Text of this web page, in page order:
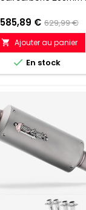
Prix
585,89 € Prix
de
référence
629,99 €
 Ajouter au panier
 En stock